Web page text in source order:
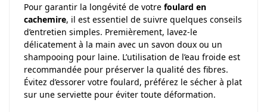
Pour garantir la longévité de votre foulard en
cachemire, il est essentiel de suivre quelques conseils
d’entretien simples. Premièrement, lavez-le
délicatement à la main avec un savon doux ou un
shampooing pour laine. L’utilisation de l’eau froide est
recommandée pour préserver la qualité des fibres.
Évitez d’essorer votre foulard, préférez le sécher à plat
sur une serviette pour éviter toute déformation.